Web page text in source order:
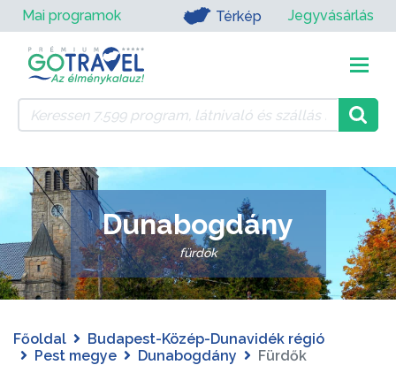
Mai programok Térkép Jegyvásárlás
Dunabogdány
fürdők
Főoldal
Budapest-Közép-Dunavidék régió
Pest megye
Dunabogdány Fürdők